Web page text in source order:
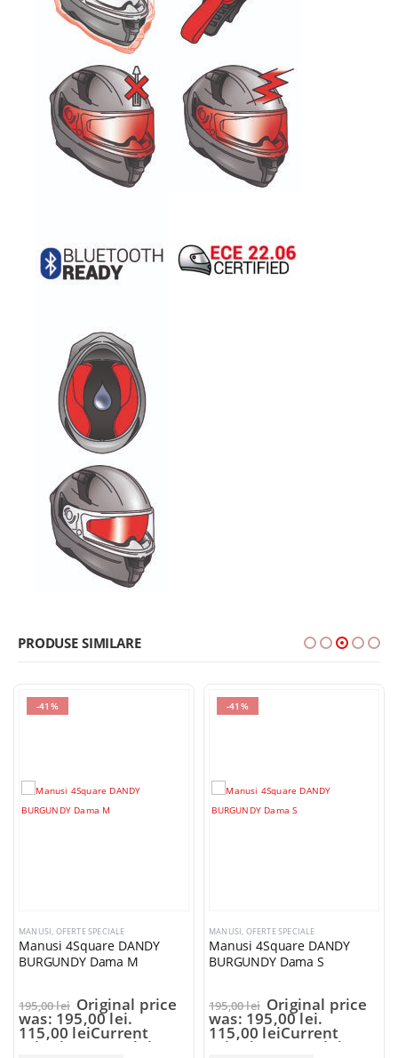
PRODUSE SIMILARE
-41%
MANUSI, OFERTE SPECIALE
Manusi 4Square DANDY
BURGUNDY Dama M
195,00lei Original price
was: 195,00 lei.
115,00 leiCurrent
price is: 115,00 lei.
-41%
MANUSI, OFERTE SPECIALE
Manusi 4Square DANDY
BURGUNDY Dama S
195,00lei Original price
was: 195,00 lei.
115,00 leiCurrent
price is: 115,00 lei.